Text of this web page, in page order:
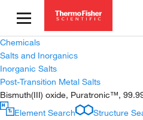
Chemicals
Salts and Inorganics
Inorganic Salts
Post-Transition Metal Salts
Bismuth(III) oxide, Puratronic™,
Element Search
Structure